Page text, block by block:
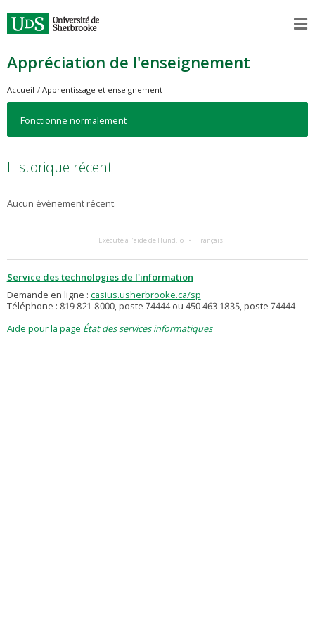
Appréciation de l'enseignement
Accueil Apprentissage et enseignement
Fonctionne normalement
Historique récent
Aucun événement récent.
Exécuté à l’aide de Hund.io Français
Service des technologies de l'information
Demande en ligne : casius.usherbrooke.ca/sp
Téléphone : 819 821-8000, poste 74444 ou 450 463-1835, poste 74444
Aide pour la page État des services informatiques